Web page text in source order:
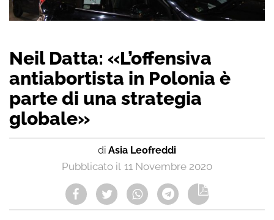
Neil Datta: «L’offensiva
antiabortista in Polonia è
parte di una strategia
globale»
di Asia Leofreddi
11 Novembre 2020